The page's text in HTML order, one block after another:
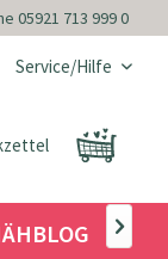
05921 713 999 0
Service/Hilfe
